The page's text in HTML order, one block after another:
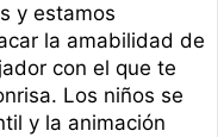
y estamos
la amabilidad de
con el que te
Los niños se
y la animación